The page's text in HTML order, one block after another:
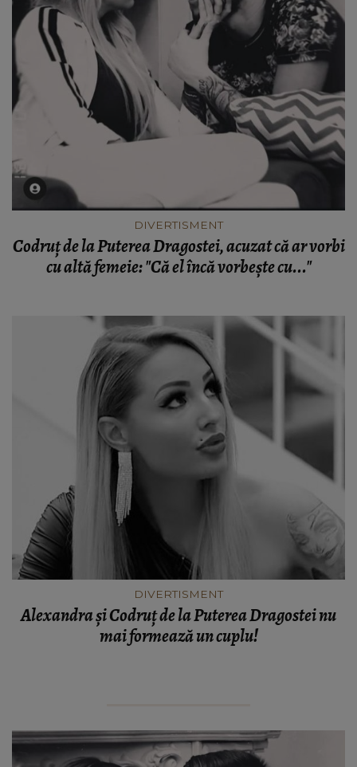
DIVERTISMENT
Codruț de la Puterea Dragostei, acuzat că ar vorbi
cu altă femeie: "Că el încă vorbește cu..."
DIVERTISMENT
Alexandra și Codruț de la Puterea Dragostei nu
mai formează un cuplu!